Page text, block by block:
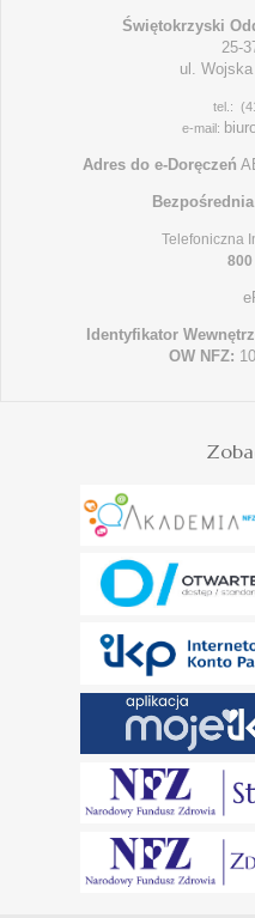
Świętokrzyski
25-
ul.
tel.:
e-mail:
Adres do e-Doręczeń
Telefoniczna
800
Identyfikator
OW NFZ: